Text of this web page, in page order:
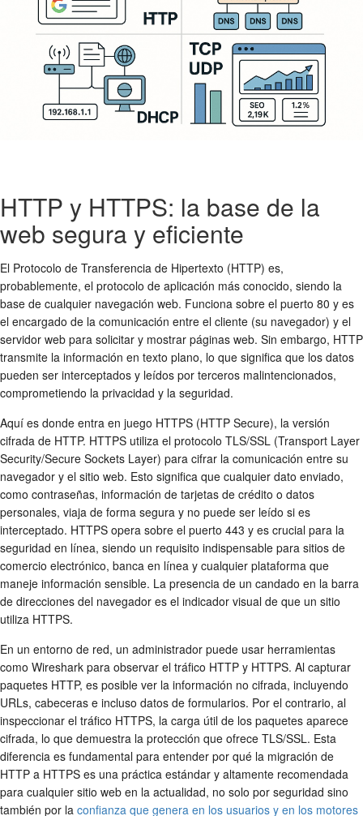
HTTP y HTTPS: la base de la
web segura y eficiente
El Protocolo de Transferencia de Hipertexto (HTTP) es,
probablemente, el protocolo de aplicación más conocido, siendo la
base de cualquier navegación web. Funciona sobre el puerto 80 y es
el encargado de la comunicación entre el cliente (su navegador) y el
servidor web para solicitar y mostrar páginas web. Sin embargo, HTTP
transmite la información en texto plano, lo que significa que los datos
pueden ser interceptados y leídos por terceros malintencionados,
comprometiendo la privacidad y la seguridad.
Aquí es donde entra en juego HTTPS (HTTP Secure), la versión
cifrada de HTTP. HTTPS utiliza el protocolo TLS/SSL (Transport Layer
Security/Secure Sockets Layer) para cifrar la comunicación entre su
navegador y el sitio web. Esto significa que cualquier dato enviado,
como contraseñas, información de tarjetas de crédito o datos
personales, viaja de forma segura y no puede ser leído si es
interceptado. HTTPS opera sobre el puerto 443 y es crucial para la
seguridad en línea, siendo un requisito indispensable para sitios de
comercio electrónico, banca en línea y cualquier plataforma que
maneje información sensible. La presencia de un candado en la barra
de direcciones del navegador es el indicador visual de que un sitio
utiliza HTTPS.
En un entorno de red, un administrador puede usar herramientas
como Wireshark para observar el tráfico HTTP y HTTPS. Al capturar
paquetes HTTP, es posible ver la información no cifrada, incluyendo
URLs, cabeceras e incluso datos de formularios. Por el contrario, al
inspeccionar el tráfico HTTPS, la carga útil de los paquetes aparece
cifrada, lo que demuestra la protección que ofrece TLS/SSL. Esta
diferencia es fundamental para entender por qué la migración de
HTTP a HTTPS es una práctica estándar y altamente recomendada
para cualquier sitio web en la actualidad, no solo por seguridad sino
también por la confianza que genera en los usuarios y en los motores